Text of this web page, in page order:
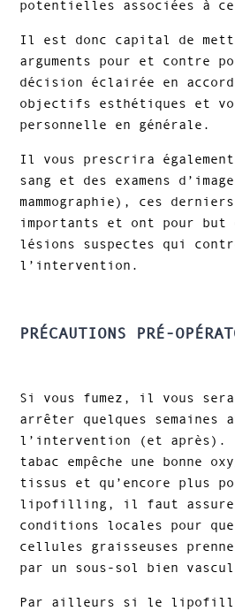
potentielles associées à
Il est donc capital de
arguments pour et contre
décision éclairée en
objectifs esthétiques et
personnelle en générale.
Il vous prescrira
sang et des examens
mammographie), ces
importants et ont pour but
lésions suspectes qui
l’intervention.
PRÉCAUTIONS PRÉ-
Si vous fumez, il vous sera
arrêter quelques semaines
l’intervention (et après).
tabac empêche une bonne
tissus et qu’encore plus
lipofilling, il faut
conditions locales pour
cellules graisseuses
par un sous-sol bien
Par ailleurs si le lipofilling